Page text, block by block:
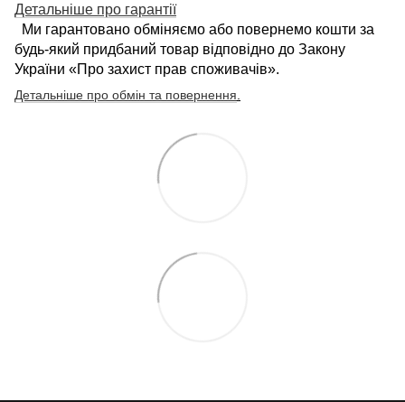
Детальніше про гарантії
Ми гарантовано обміняємо або повернемо кошти за
будь-який придбаний товар відповідно до Закону
України «Про захист прав споживачів».
Детальніше про обмін та повернення